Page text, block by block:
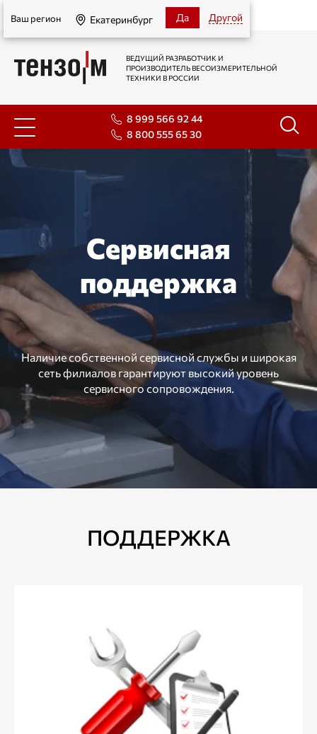
Екатеринбург
Ваш регион Екатеринбург Да Другой
ВЕДУЩИЙ РАЗРАБОТЧИК И
ПРОИЗВОДИТЕЛЬ ВЕСОИЗМЕРИТЕЛЬНОЙ
ТЕХНИКИ В РОССИИ
8 999 566 92 44
8 800 555 65 30
Сервисная
поддержка
Наличие собственной сервисной службы и широкая
сеть филиалов гарантируют высокий уровень
сервисного сопровождения.
ПОДДЕРЖКА